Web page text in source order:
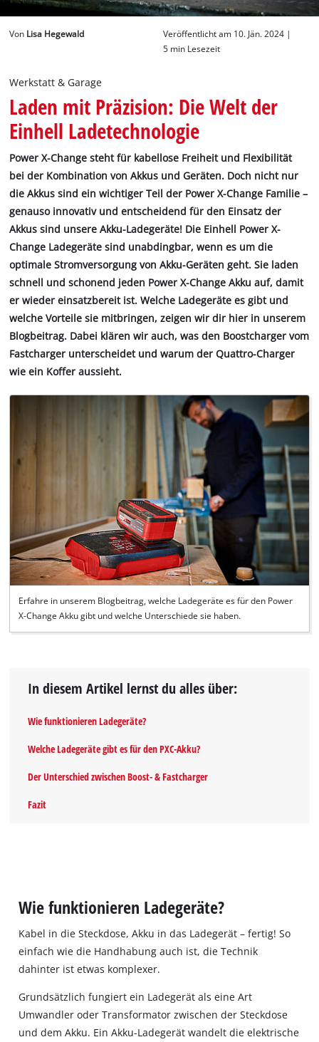
Deutsch
DEDeutsch
Von Lisa Hegewald
Veröffentlicht am 10. Jän. 2024 |
5 min Lesezeit
Werkstatt & Garage
Laden mit Präzision: Die Welt der
Einhell Ladetechnologie
Power X-Change steht für kabellose Freiheit und Flexibilität
bei der Kombination von Akkus und Geräten. Doch nicht nur
die Akkus sind ein wichtiger Teil der Power X-Change Familie –
genauso innovativ und entscheidend für den Einsatz der
Akkus sind unsere Akku-Ladegeräte! Die Einhell Power X-
Change Ladegeräte sind unabdingbar, wenn es um die
optimale Stromversorgung von Akku-Geräten geht. Sie laden
schnell und schonend jeden Power X-Change Akku auf, damit
er wieder einsatzbereit ist. Welche Ladegeräte es gibt und
welche Vorteile sie mitbringen, zeigen wir dir hier in unserem
Blogbeitrag. Dabei klären wir auch, was den Boostcharger vom
Fastcharger unterscheidet und warum der Quattro-Charger
wie ein Koffer aussieht.
Erfahre in unserem Blogbeitrag, welche Ladegeräte es für den Power
X-Change Akku gibt und welche Unterschiede sie haben.
In diesem Artikel lernst du alles über:
Wie funktionieren Ladegeräte?
Welche Ladegeräte gibt es für den PXC-Akku?
Der Unterschied zwischen Boost- & Fastcharger
Fazit
Wie funktionieren Ladegeräte?
Kabel in die Steckdose, Akku in das Ladegerät – fertig! So
einfach wie die Handhabung auch ist, die Technik
dahinter ist etwas komplexer.
Grundsätzlich fungiert ein Ladegerät als eine Art
Umwandler oder Transformator zwischen der Steckdose
und dem Akku. Ein Akku-Ladegerät wandelt die elektrische